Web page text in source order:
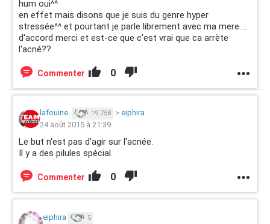
hum oui^^
en effet mais disons que je suis du genre hyper
stressée^^ et pourtant je parle librement avec ma mere....
d'accord merci et est-ce que c'est vrai que ca arrète
l'acné??
Commenter 0
lafouine. 19 758 > eiphira
24 août 2015 à 21:39
Le but n'est pas d'agir sur l'acnée.
Il y a des pilules spécial.
Commenter 0
eiphira 5